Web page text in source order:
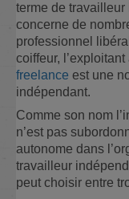
terme de
concerne de
professionnel
coiffeur,
freelance est une
indépendant.
Comme son nom
n’est pas
autonome dans
travailleur
peut choisir entre